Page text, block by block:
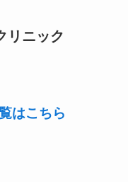
リニック
はこちら